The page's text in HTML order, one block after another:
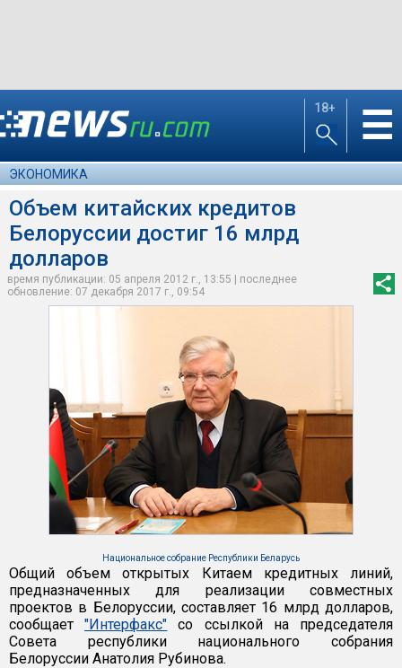
18+ ☰
ЭКОНОМИКА
Объем китайских кредитов
Белоруссии достиг 16 млрд
долларов
время публикации: 05 апреля 2012 г., 13:55 | последнее
обновление: 07 декабря 2017 г., 09:54
Национальное собрание Республики Беларусь
Общий объем открытых Китаем кредитных линий,
предназначенных для реализации совместных
проектов в Белоруссии, составляет 16 млрд долларов,
сообщает"Интерфакс" со ссылкой на председателя
Совета республики национального собрания
Белоруссии Анатолия Рубинова.